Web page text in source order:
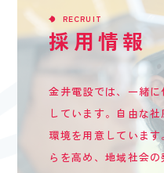
RECRUIT
採用情報
金井電設では、一緒
しています。自由な
環境を用意していま
らを高め、地域社会